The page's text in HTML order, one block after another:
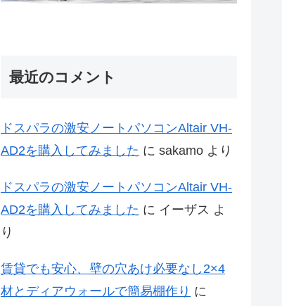
最近のコメント
ドスパラの激安ノートパソコンAltair VH-
AD2を購入してみました に sakamo より
ドスパラの激安ノートパソコンAltair VH-
AD2を購入してみました に イーザス よ
り
賃貸でも安心、壁の穴あけ必要なし2×4
材とディアウォールで簡易棚作り に